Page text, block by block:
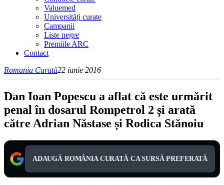
Valuemed
Universități curate
Campanii
Liste negre
Premiile ARC
Contact
Romania Curată22 iunie 2016
Dan Ioan Popescu a aflat că este urmărit
penal în dosarul Rompetrol 2 și arată
către Adrian Năstase și Rodica Stănoiu
ADAUGĂ ROMÂNIA CURATĂ CA SURSĂ PREFERATĂ